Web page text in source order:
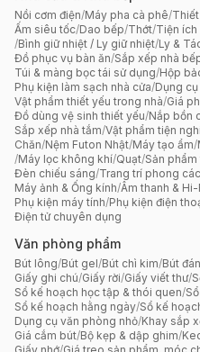
Nồi cơm điện/Máy pha cà phê/
Ấm siêu tốc/Dao bếp/Thớt/Tiện ích
/Bình giữ nhiệt / Ly giữ nhiệt/Ly &
Đồ phục vụ bàn ăn/Sắp xếp nhà
Túi & màng bọc tái sử dụng/Hộp
Phụ kiện làm sạch nhà cửa/Dụng
Vật phẩm thiết yếu trong nhà/Giá
Đồ dùng vệ sinh thiết yếu/Nắp bồn
Sắp xếp nhà tắm/Vật phẩm tiện
Chăn/Nệm Futon Nhật/Máy tạo ẩm/
/Máy lọc không khí/Quạt/Sản
Đèn chiếu sáng/Trang trí phong
Máy ảnh & Ống kính/Âm thanh & Hi-
Phụ kiện máy tính/Phụ kiện điện
Điện tử chuyên dụng
Văn phòng phẩm
Bút lông/Bút gel/Bút chì kim/Bút
Giấy ghi chú/Giấy rời/Giấy viết thư/
Sổ kế hoạch học tập & thói quen/
Sổ kế hoạch hằng ngày/Sổ kế
Dụng cụ văn phòng nhỏ/Khay sắp
Giá cắm bút/Bộ kẹp & dập ghim/